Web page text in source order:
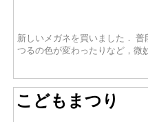
新しいメガネを買いました．
つるの色が変わったりなど，微
こどもまつり